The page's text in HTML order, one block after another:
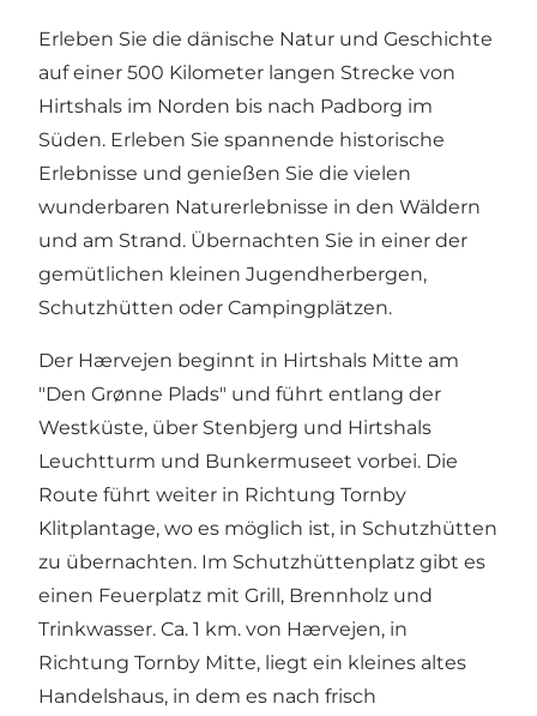
Erleben Sie die dänische Natur und Geschichte
auf einer 500 Kilometer langen Strecke von
Hirtshals im Norden bis nach Padborg im
Süden. Erleben Sie spannende historische
Erlebnisse und genießen Sie die vielen
wunderbaren Naturerlebnisse in den Wäldern
und am Strand. Übernachten Sie in einer der
gemütlichen kleinen Jugendherbergen,
Schutzhütten oder Campingplätzen.
Der Hærvejen beginnt in Hirtshals Mitte am
"Den Grønne Plads" und führt entlang der
Westküste, über Stenbjerg und Hirtshals
Leuchtturm und Bunkermuseet vorbei. Die
Route führt weiter in Richtung Tornby
Klitplantage, wo es möglich ist, in Schutzhütten
zu übernachten. Im Schutzhüttenplatz gibt es
einen Feuerplatz mit Grill, Brennholz und
Trinkwasser. Ca. 1 km. von Hærvejen, in
Richtung Tornby Mitte, liegt ein kleines altes
Handelshaus, in dem es nach frisch